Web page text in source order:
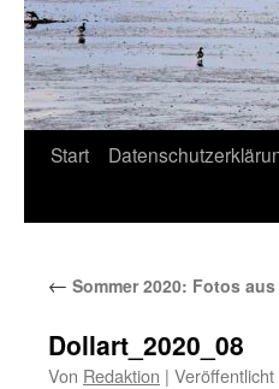
Start
← Sommer 2020: Fotos
Dollart_2020_08
Von Redaktion | Veröffentlicht